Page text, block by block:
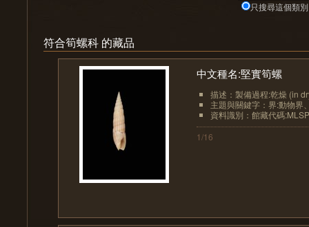
只搜尋這個類別
符合筍螺科 的藏品
中文種名:堅實筍螺
描述：製備過程:乾燥 (in
主題與關鍵字：界:動物界
資料識別：館藏代碼
1/16